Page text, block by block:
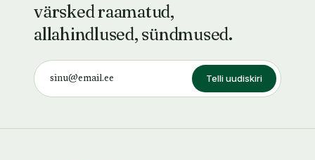
värsked raamatud,
allahindlused, sündmused.
Telli uudiskiri